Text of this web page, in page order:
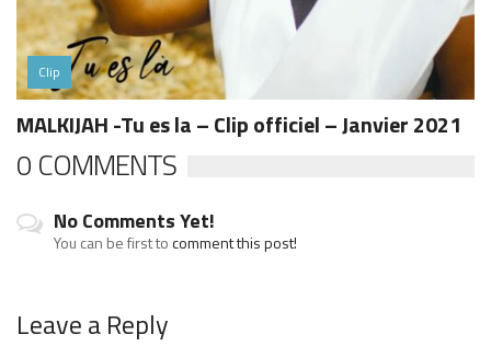
Clip
MALKIJAH -Tu es la – Clip officiel – Janvier 2021
0 COMMENTS
No Comments Yet!
You can be first tocomment this post!
Leave a Reply